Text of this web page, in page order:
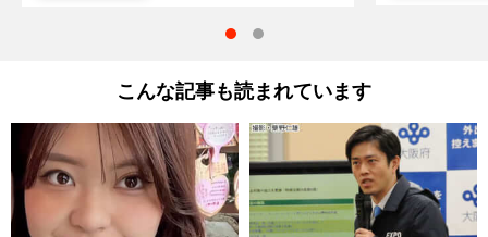
こんな記事も読まれています